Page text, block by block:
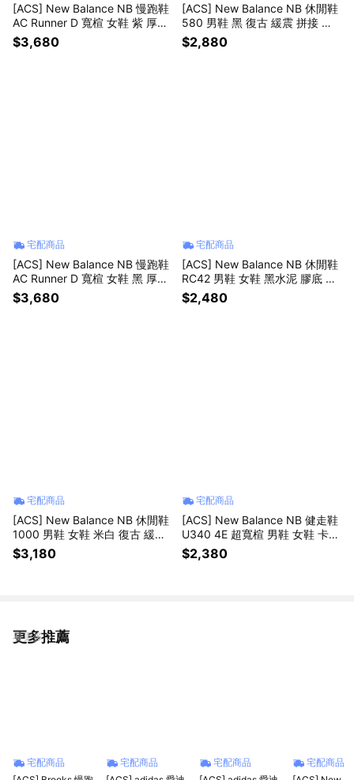
[ACS] New Balance NB 慢跑鞋
AC Runner D 寬楦 女鞋 紫 厚底
緩衝 運動鞋 WACR14AT-D
$3,680
[ACS] New Balance NB 休閒鞋
580 男鞋 黑 復古 緩震 拼接 紐
巴倫 MT580VE2-D
$2,880
宅配商品
[ACS] New Balance NB 慢跑鞋
AC Runner D 寬楦 女鞋 黑 厚底
緩衝 運動鞋 WACR17PW-D
$3,680
宅配商品
[ACS] New Balance NB 休閒鞋
RC42 男鞋 女鞋 黑水泥 膠底 復
古 URC42KS-D
$2,480
宅配商品
[ACS] New Balance NB 休閒鞋
1000 男鞋 女鞋 米白 復古 緩震
未來感 紐巴倫 U10006RM-D
$3,180
宅配商品
[ACS] New Balance NB 健走鞋
U340 4E 超寬楦 男鞋 女鞋 卡其
麂皮 魔鬼氈 休閒鞋 U3401F5-4
E
$2,380
更多推薦
看更多
宅配商品
宅配商品
宅配商品
宅配商品